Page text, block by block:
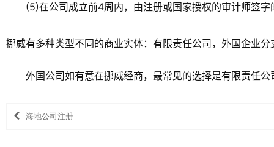
(5)在公司成立前4周内，由注册或国家授权的审计师签字
挪威有多种类型不同的商业实体：有限责任公司，外国企业
外国公司如有意在挪威经商，最常见的选择是有限责任
海地公司注册